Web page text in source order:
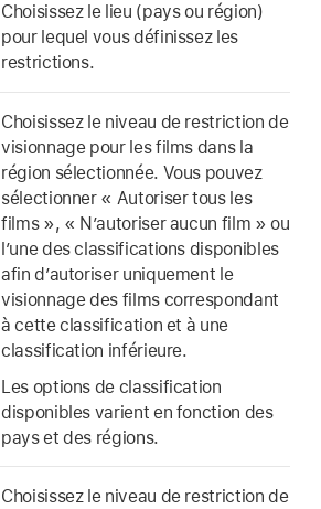
Choisissez le lieu (pays ou région)
pour lequel vous définissez les
restrictions.
Choisissez le niveau de restriction de
visionnage pour les films dans la
région sélectionnée. Vous pouvez
sélectionner « Autoriser tous les
films », « N’autoriser aucun film » ou
l’une des classifications disponibles
afin d’autoriser uniquement le
visionnage des films correspondant
à cette classification et à une
classification inférieure.
Les options de classification
disponibles varient en fonction des
pays et des régions.
Choisissez le niveau de restriction de